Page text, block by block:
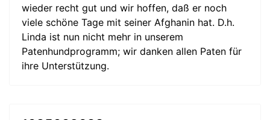
wieder recht gut und wir hoffen, daß er noch
viele schöne Tage mit seiner Afghanin hat. D.h.
Linda ist nun nicht mehr in unserem
Patenhundprogramm; wir danken allen Paten für
ihre Unterstützung.